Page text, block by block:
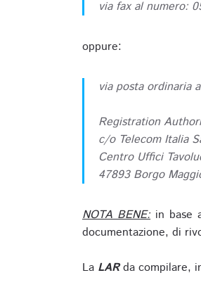
via fax al numero:
oppure:
via posta ordinaria
Registration
c/o Telecom Italia
Centro Uffici
47893 Borgo
NOTA BENE: in base
documentazione, di
La LARda compilare,